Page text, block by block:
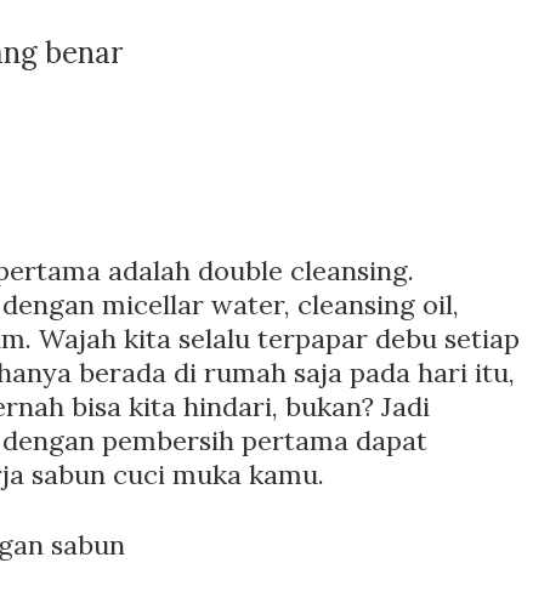
benar
adalah double cleansing.
micellar water, cleansing oil,
Wajah kita selalu terpapar debu setiap
berada di rumah saja pada hari itu,
bisa kita hindari, bukan? Jadi
pembersih pertama dapat
sabun cuci muka kamu.
sabun